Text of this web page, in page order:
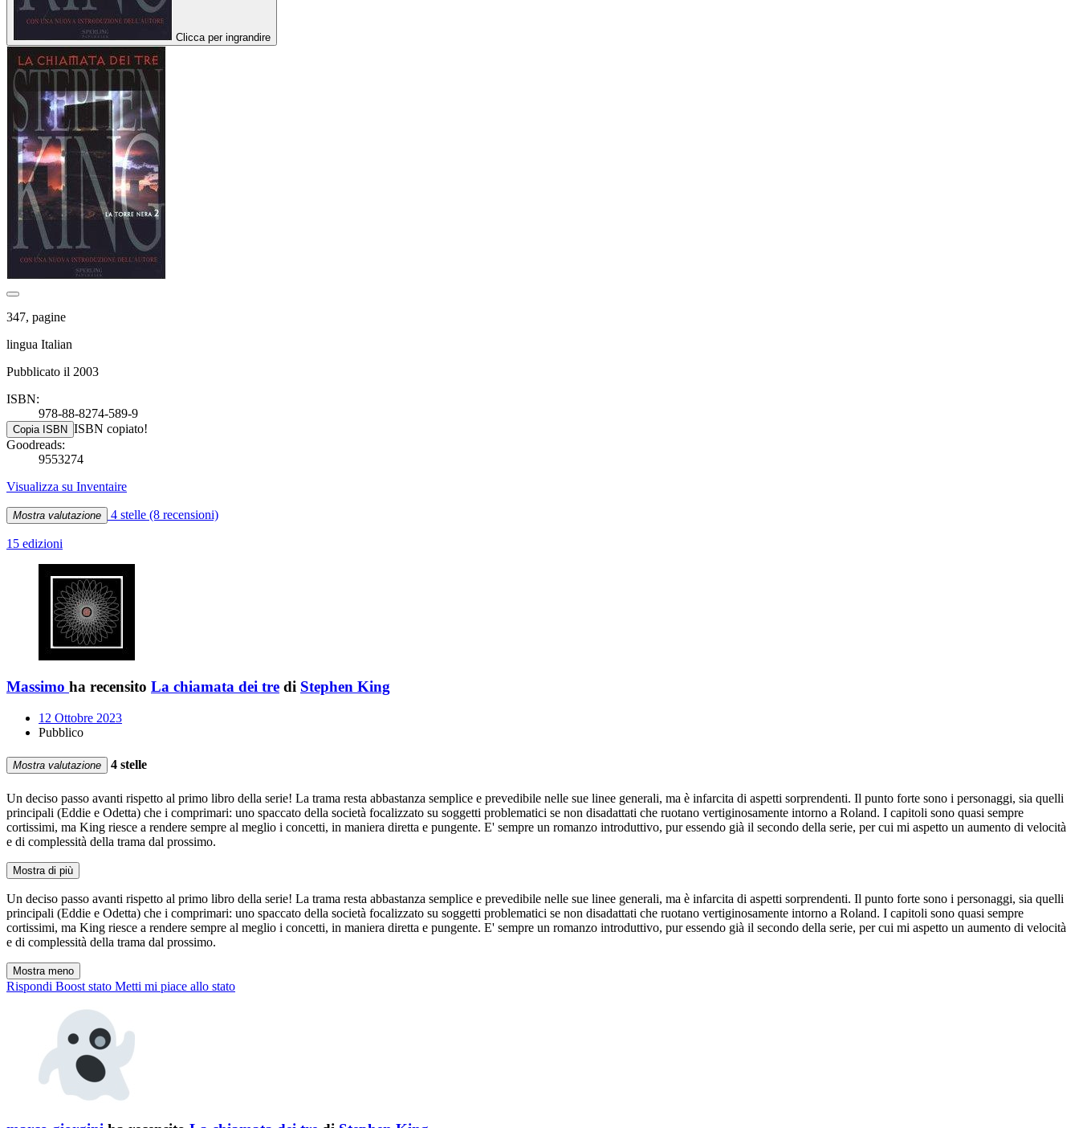
Clicca per ingrandire
347, pagine
lingua Italian
Pubblicato il 2003
ISBN:
978-88-8274-589-9
Copia ISBN ISBN copiato!
Goodreads:
9553274
Visualizza su Inventaire
Mostra valutazione 4 stelle (8 recensioni)
15 edizioni
Massimo ha recensito La chiamata dei tre di Stephen King
12 Ottobre 2023
Pubblico
Mostra valutazione 4 stelle
Un deciso passo avanti rispetto al primo libro della serie! La trama resta abbastanza semplice e prevedibile nelle sue linee generali, ma è infarcita di aspetti sorprendenti. Il punto forte sono i personaggi, sia quelli
principali (Eddie e Odetta) che i comprimari: uno spaccato della società focalizzato su soggetti problematici se non disadattati che ruotano vertiginosamente intorno a Roland. I capitoli sono quasi sempre
cortissimi, ma King riesce a rendere sempre al meglio i concetti, in maniera diretta e pungente. E' sempre un romanzo introduttivo, pur essendo già il secondo della serie, per cui mi aspetto un aumento di velocità
e di complessità della trama dal prossimo.
Mostra di più
Un deciso passo avanti rispetto al primo libro della serie! La trama resta abbastanza semplice e prevedibile nelle sue linee generali, ma è infarcita di aspetti sorprendenti. Il punto forte sono i personaggi, sia quelli
principali (Eddie e Odetta) che i comprimari: uno spaccato della società focalizzato su soggetti problematici se non disadattati che ruotano vertiginosamente intorno a Roland. I capitoli sono quasi sempre
cortissimi, ma King riesce a rendere sempre al meglio i concetti, in maniera diretta e pungente. E' sempre un romanzo introduttivo, pur essendo già il secondo della serie, per cui mi aspetto un aumento di velocità
e di complessità della trama dal prossimo.
Mostra meno
Rispondi Boost stato Metti mi piace allo stato